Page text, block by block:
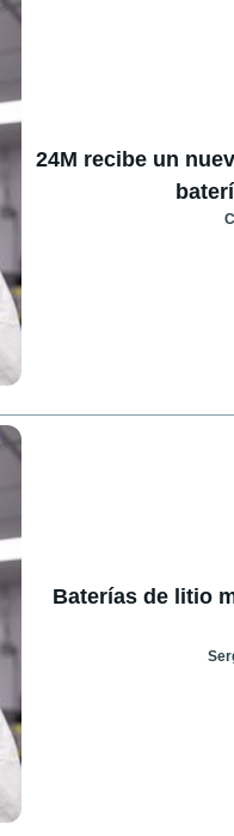
24M recibe un
Baterías de litio